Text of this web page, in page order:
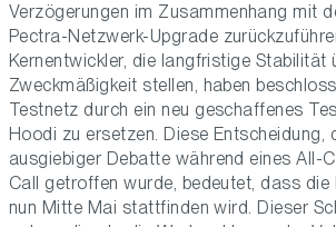
Verzögerungen im Zusammenhang mit
Pectra-Netzwerk-Upgrade
Kernentwickler, die langfristige Stabilität
Zweckmäßigkeit stellen, haben
Testnetz durch ein neu geschaffenes
Hoodi zu ersetzen. Diese Entscheidung,
ausgiebiger Debatte während eines All-
Call getroffen wurde, bedeutet, dass die
nun Mitte Mai stattfinden wird. Dieser